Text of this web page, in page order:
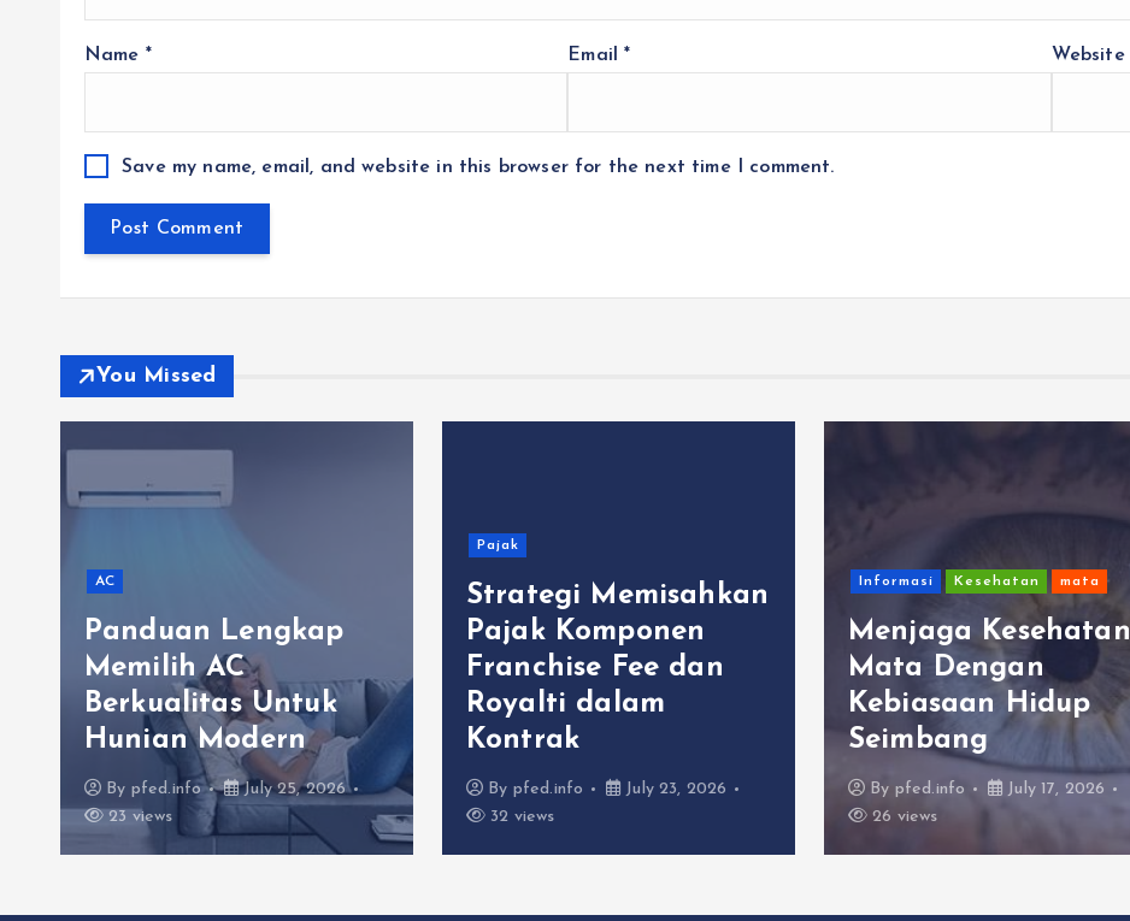
Name * Email* Website
Save my name, email, and website in this browser for the next time I comment.
You Missed
AC
Panduan Lengkap
Memilih AC
Berkualitas Untuk
Hunian Modern
By pfed.info
July 25, 2026
23 views
Pajak
Strategi Memisahkan
Pajak Komponen
Franchise Fee dan
Royalti dalam
Kontrak
By pfed.info
July 23, 2026
32 views
Informasi Kesehatan mata
Menjaga Kesehatan
Mata Dengan
Kebiasaan Hidup
Seimbang
By pfed.info
July 17, 2026
26 views